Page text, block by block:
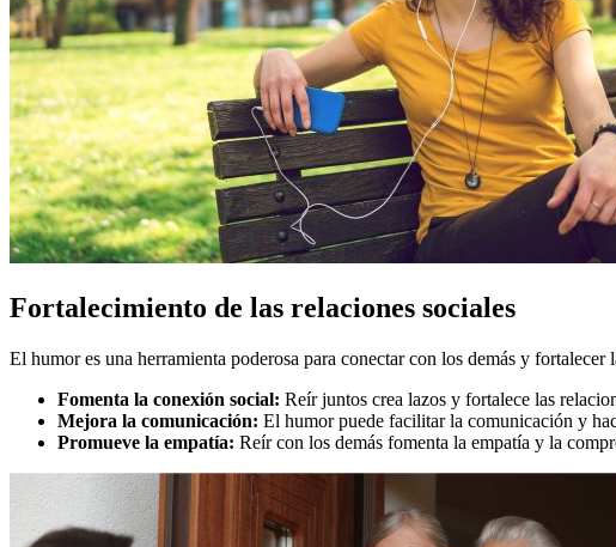
Fortalecimiento de las relaciones sociales
El humor es una herramienta poderosa para conectar con los demás y fortalecer
Fomenta la conexión social: Reír juntos crea lazos y fortalece las
Mejora la comunicación: El humor puede facilitar la comunicación y
Promueve la empatía: Reír con los demás fomenta la empatía y la